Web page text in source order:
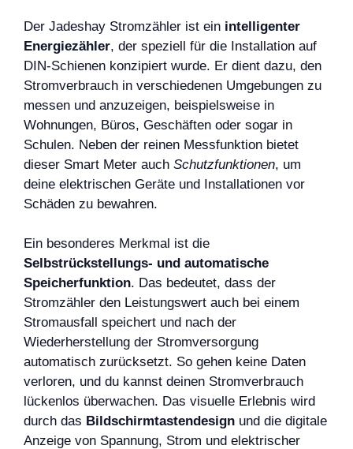
Der Jadeshay Stromzähler ist ein intelligenter
Energiezähler, der speziell für die Installation auf
DIN-Schienen konzipiert wurde. Er dient dazu, den
Stromverbrauch in verschiedenen Umgebungen zu
messen und anzuzeigen, beispielsweise in
Wohnungen, Büros, Geschäften oder sogar in
Schulen. Neben der reinen Messfunktion bietet
dieser Smart Meter auch Schutzfunktionen, um
deine elektrischen Geräte und Installationen vor
Schäden zu bewahren.
Ein besonderes Merkmal ist die
Selbstrückstellungs- und automatische
Speicherfunktion. Das bedeutet, dass der
Stromzähler den Leistungswert auch bei einem
Stromausfall speichert und nach der
Wiederherstellung der Stromversorgung
automatisch zurücksetzt. So gehen keine Daten
verloren, und du kannst deinen Stromverbrauch
lückenlos überwachen. Das visuelle Erlebnis wird
durch das Bildschirmtastendesign und die digitale
Anzeige von Spannung, Strom und elektrischer